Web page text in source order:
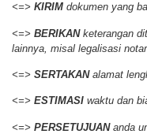
<=> KIRIM dokumen yang
<=> BERIKANketerangan
lainnya, misal legalisasi
<=> SERTAKANalamat
<=> ESTIMASI waktu dan
<=> PERSETUJUANanda